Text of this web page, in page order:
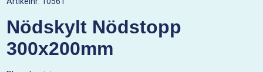
Nödskylt Nödstopp
300x200mm